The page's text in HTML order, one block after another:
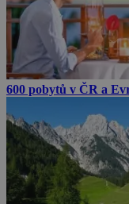
600 pobytů v ČR a